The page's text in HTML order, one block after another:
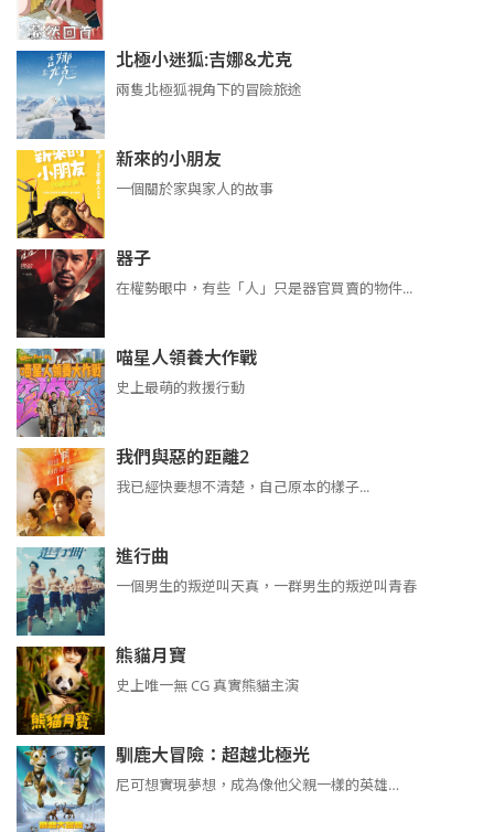
北極小迷狐:吉娜&尤克
兩隻北極狐視角下的冒險旅途
新來的小朋友
一個關於家與家人的故事
器子
在權勢眼中，有些「人」只是器官買賣的物件...
喵星人領養大作戰
史上最萌的救援行動
我們與惡的距離2
我已經快要想不清楚，自己原本的樣子...
進行曲
​​​一個男生的叛逆叫天真，一群男生的叛逆叫青春
熊貓月寶
史上唯一無 CG 真實熊貓主演
馴鹿大冒險：超越北極光
尼可想實現夢想，成為像他父親一樣的英雄…